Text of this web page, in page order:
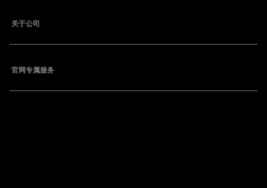
关于公司
官网专属服务